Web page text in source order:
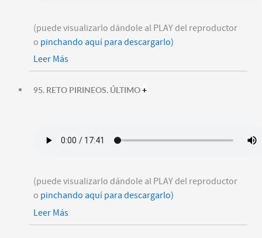
(puede visualizarlo dándole al PLAY del reproductor
o pinchando aquí para descargarlo)
Leer Más
95. RETO PIRINEOS. ÚLTIMO+
(puede visualizarlo dándole al PLAY del reproductor
o pinchando aquí para descargarlo)
Leer Más